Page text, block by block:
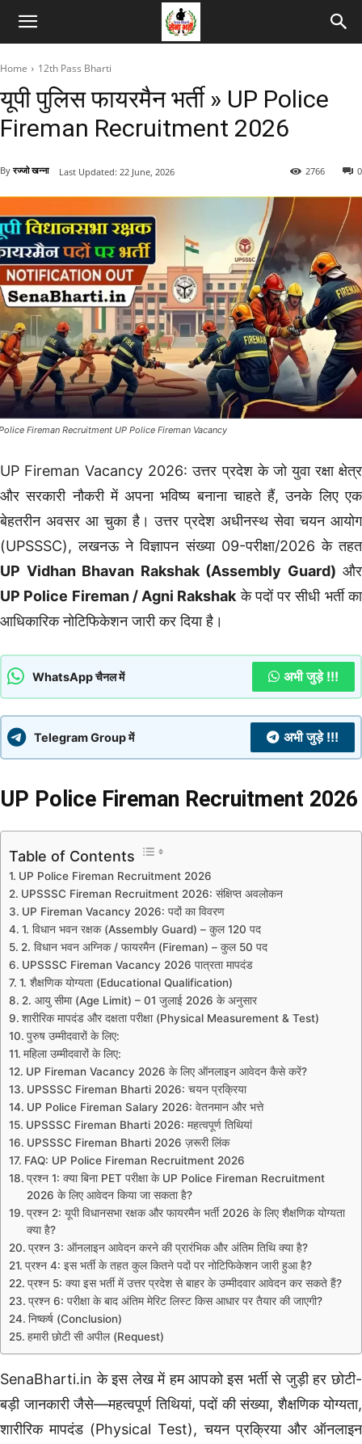
Home 12th Pass Bharti
यूपी पुलिस फायरमैन भर्ती » UP Police
Fireman Recruitment 2026
By रज्जो खन्ना 0
2766
Last Updated: 22 June, 2026
Fireman Recruitment UP Police Fireman Vacancy
UP Fireman Vacancy 2026: उत्तर प्रदेश के जो युवा रक्षा क्षेत्र
और सरकारी नौकरी में अपना भविष्य बनाना चाहते हैं, उनके लिए एक
बेहतरीन अवसर आ चुका है। उत्तर प्रदेश अधीनस्थ सेवा चयन आयोग
(UPSSSC), लखनऊ ने विज्ञापन संख्या 09-परीक्षा/2026 के तहत
UP Vidhan Bhavan Rakshak (Assembly Guard) और
UP Police Fireman / Agni Rakshak के पदों पर सीधी भर्ती का
आधिकारिक नोटिफिकेशन जारी कर दिया है।
WhatsApp चैनल में अभी जुड़े !!!
Telegram Group में अभी जुड़े !!!
UP Police Fireman Recruitment 2026
Table of Contents
UP Police Fireman Recruitment 2026
UPSSSC Fireman Recruitment 2026: संक्षिप्त अवलोकन
UP Fireman Vacancy 2026: पदों का विवरण
1. विधान भवन रक्षक (Assembly Guard) – कुल 120 पद
2. विधान भवन अग्निक / फायरमैन (Fireman) – कुल 50 पद
UPSSSC Fireman Vacancy 2026 पात्रता मापदंड
1. शैक्षणिक योग्यता (Educational Qualification)
2. आयु सीमा (Age Limit) – 01 जुलाई 2026 के अनुसार
शारीरिक मापदंड और दक्षता परीक्षा (Physical Measurement & Test)
पुरुष उम्मीदवारों के लिए:
महिला उम्मीदवारों के लिए:
UP Fireman Vacancy 2026 के लिए ऑनलाइन आवेदन कैसे करें?
UPSSSC Fireman Bharti 2026: चयन प्रक्रिया
UP Police Fireman Salary 2026: वेतनमान और भत्ते
UPSSSC Fireman Bharti 2026: महत्वपूर्ण तिथियां
UPSSSC Fireman Bharti 2026 ज़रूरी लिंक
FAQ: UP Police Fireman Recruitment 2026
प्रश्न 1: क्या बिना PET परीक्षा के UP Police Fireman Recruitment
2026 के लिए आवेदन किया जा सकता है?
प्रश्न 2: यूपी विधानसभा रक्षक और फायरमैन भर्ती 2026 के लिए शैक्षणिक योग्यता
क्या है?
प्रश्न 3: ऑनलाइन आवेदन करने की प्रारंभिक और अंतिम तिथि क्या है?
प्रश्न 4: इस भर्ती के तहत कुल कितने पदों पर नोटिफिकेशन जारी हुआ है?
प्रश्न 5: क्या इस भर्ती में उत्तर प्रदेश से बाहर के उम्मीदवार आवेदन कर सकते हैं?
प्रश्न 6: परीक्षा के बाद अंतिम मेरिट लिस्ट किस आधार पर तैयार की जाएगी?
निष्कर्ष (Conclusion)
हमारी छोटी सी अपील (Request)
SenaBharti.in के इस लेख में हम आपको इस भर्ती से जुड़ी हर छोटी-
बड़ी जानकारी जैसे—महत्वपूर्ण तिथियां, पदों की संख्या, शैक्षणिक योग्यता,
शारीरिक मापदंड (Physical Test), चयन प्रक्रिया और ऑनलाइन